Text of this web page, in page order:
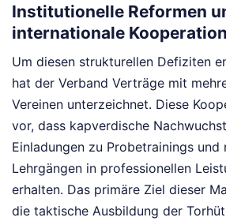
Institutionelle Reformen
internationale
Um diesen strukturellen Defiziten
hat der Verband Verträge mit
Vereinen unterzeichnet. Diese
vor, dass kapverdische
Einladungen zu Probetrainings und
Lehrgängen in professionellen
erhalten. Das primäre Ziel dieser
die taktische Ausbildung der